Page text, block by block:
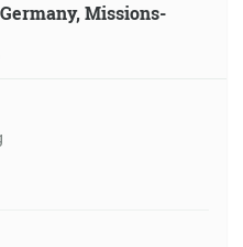
Missions-